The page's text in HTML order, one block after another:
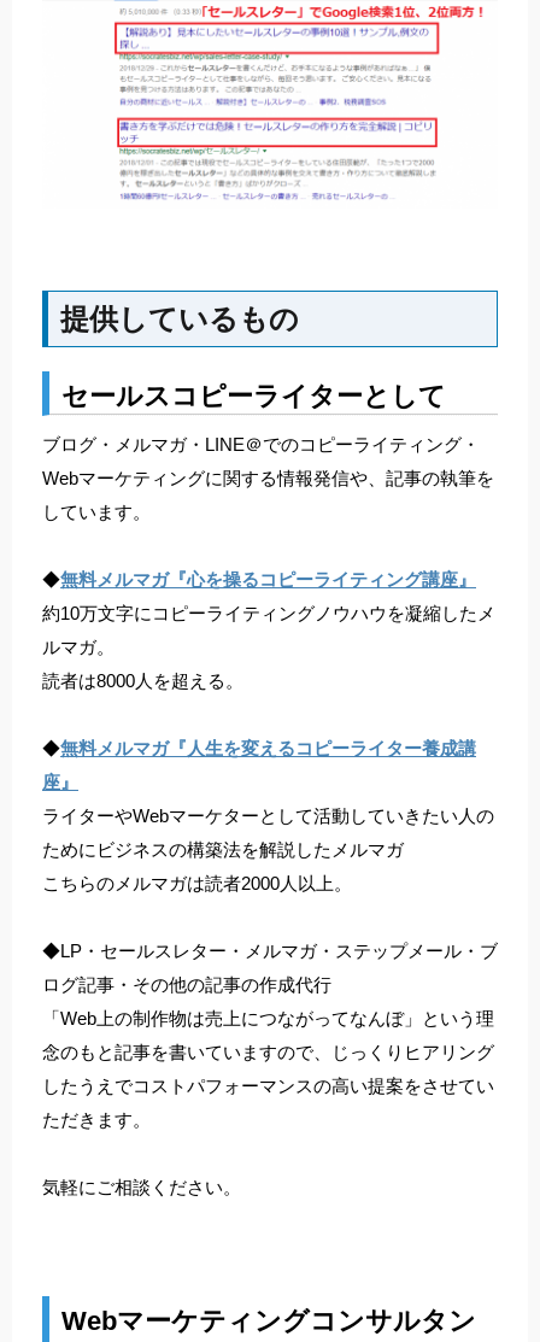
提供しているもの
セールスコピーライターとして
ブログ・メルマガ・LINE＠でのコピーライティング・
Webマーケティングに関する情報発信や、記事の執筆を
しています。
◆無料メルマガ『心を操るコピーライティング講座』
約10万文字にコピーライティングノウハウを凝縮したメ
ルマガ。
読者は8000人を超える。
◆無料メルマガ『人生を変えるコピーライター養成講
座』
ライターやWebマーケターとして活動していきたい人の
ためにビジネスの構築法を解説したメルマガ
こちらのメルマガは読者2000人以上。
◆LP・セールスレター・メルマガ・ステップメール・ブ
ログ記事・その他の記事の作成代行
「Web上の制作物は売上につながってなんぼ」という理
念のもと記事を書いていますので、じっくりヒアリング
したうえでコストパフォーマンスの高い提案をさせてい
ただきます。
気軽にご相談ください。
Webマーケティングコンサルタン